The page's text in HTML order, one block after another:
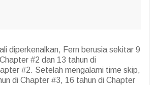
diperkenalkan, Fern berusia sekitar 9
#2 dan 13 tahun di
#2. Setelah mengalami time skip,
di Chapter #3, 16 tahun di Chapter